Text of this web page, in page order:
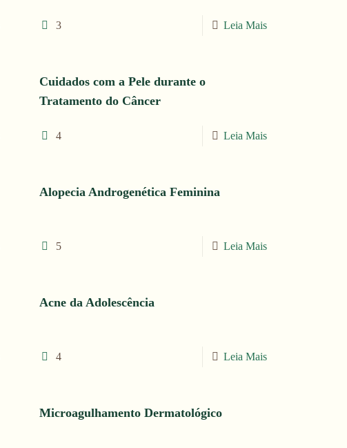
3 Leia Mais
Cuidados com a Pele durante o
Tratamento do Câncer
4 Leia Mais
Alopecia Androgenética Feminina
5 Leia Mais
Acne da Adolescência
4 Leia Mais
Microagulhamento Dermatológico